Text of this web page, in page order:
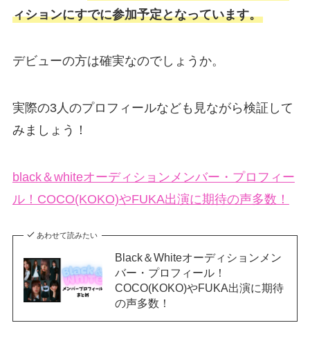
ィションにすでに参加予定となっています。
デビューの方は確実なのでしょうか。
実際の3人のプロフィールなども見ながら検証して
みましょう！
black＆whiteオーディションメンバー・プロフィー
ル！COCO(KOKO)やFUKA出演に期待の声多数！
あわせて読みたい
Black＆Whiteオーディションメン
バー・プロフィール！
COCO(KOKO)やFUKA出演に期待
の声多数！